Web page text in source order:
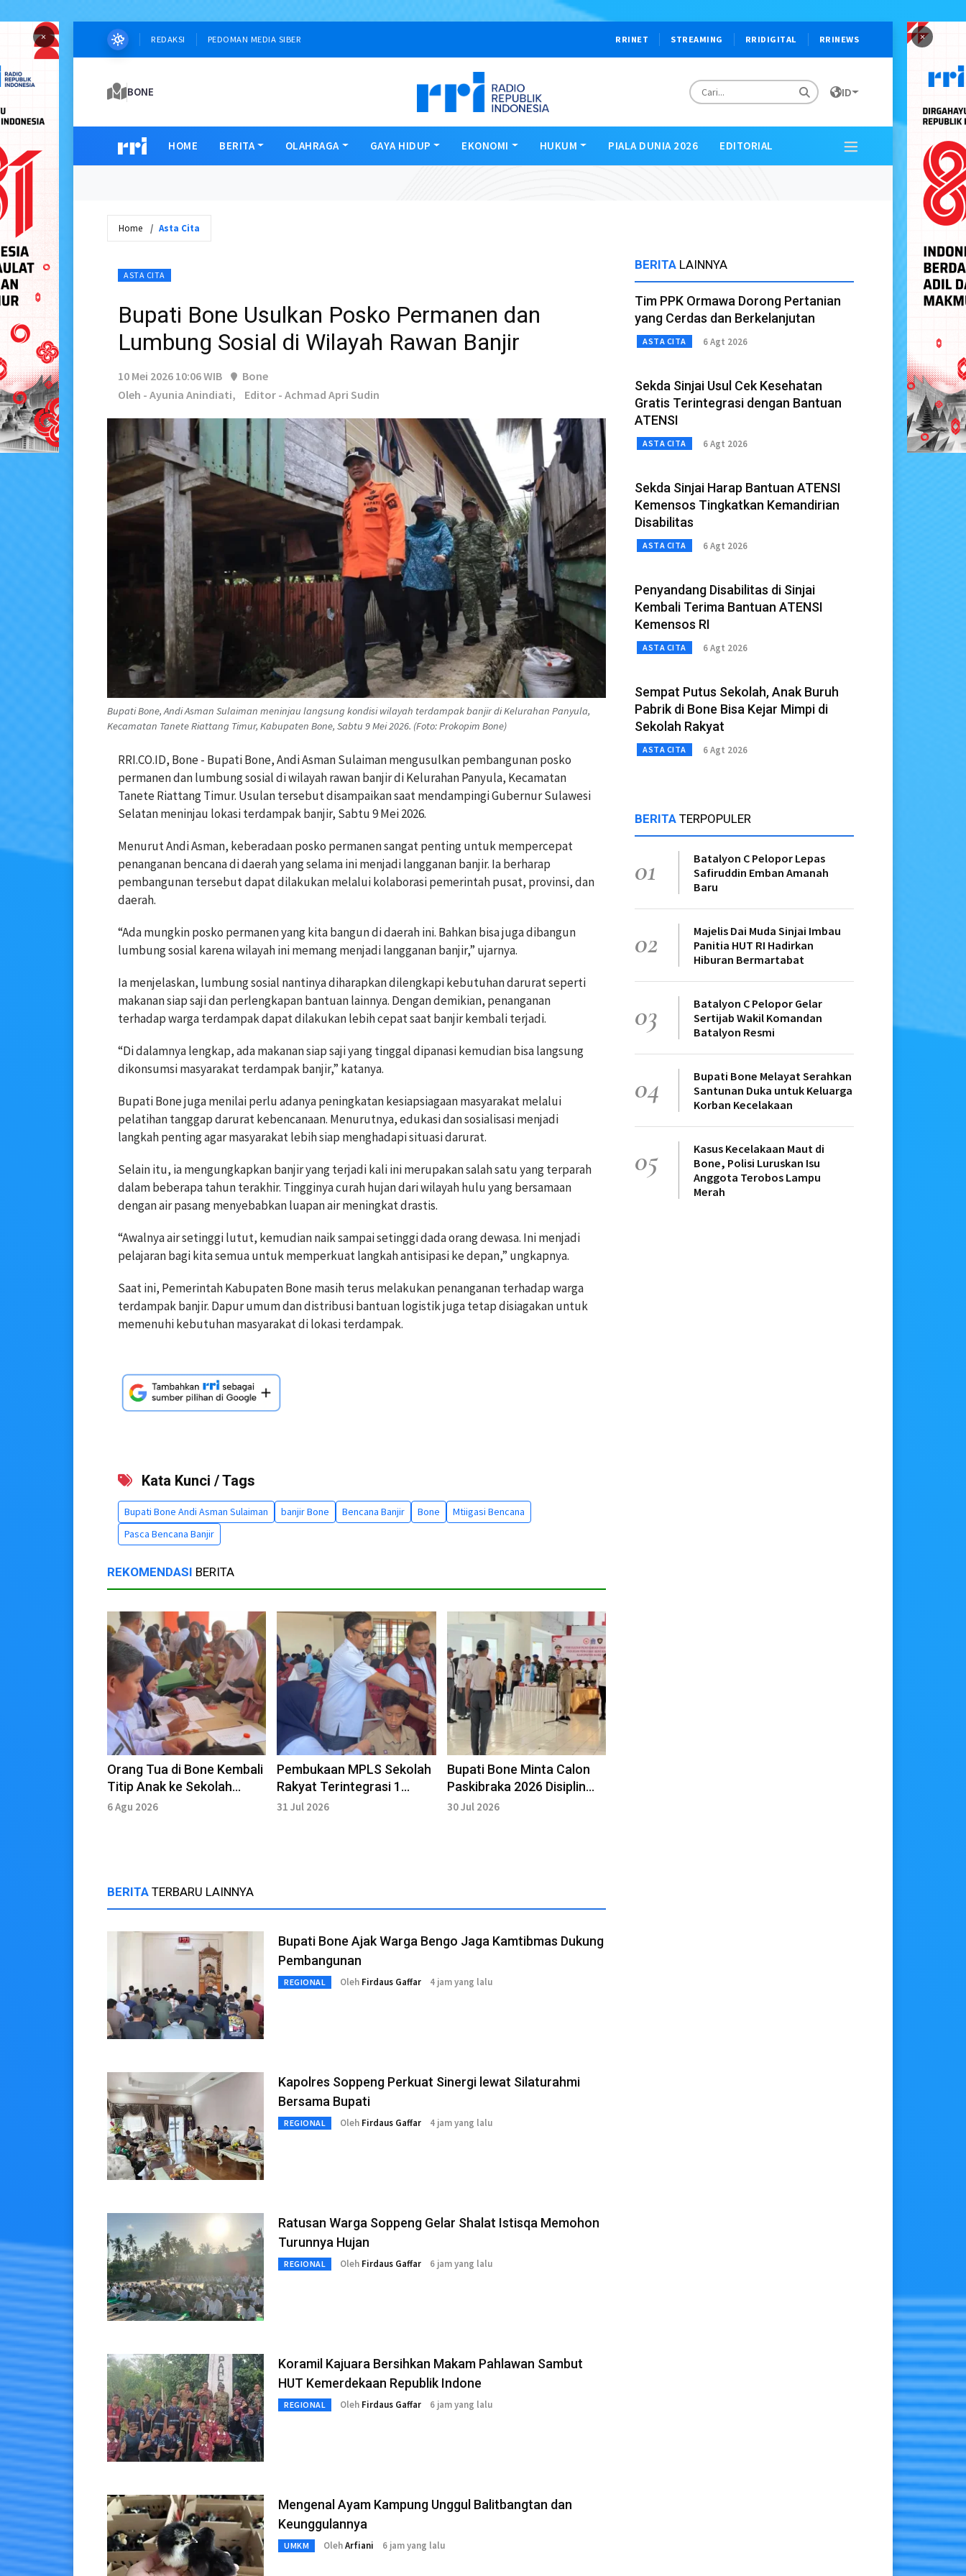
× ×
REDAKSI PEDOMAN MEDIA SIBER RRINET STREAMING RRIDIGITAL RRINEWS
BONE ID
HOME BERITA OLAHRAGA GAYA HIDUP EKONOMI HUKUM PIALA DUNIA 2026 EDITORIAL
Home Asta Cita
ASTA CITA
Bupati Bone Usulkan Posko Permanen dan
Lumbung Sosial di Wilayah Rawan Banjir
10 Mei 2026 10:06 WIB
Bone
Oleh - Ayunia Anindiati,
Editor - Achmad Apri Sudin
Bupati Bone, Andi Asman Sulaiman meninjau langsung kondisi wilayah terdampak banjir di Kelurahan Panyula,
Kecamatan Tanete Riattang Timur, Kabupaten Bone, Sabtu 9 Mei 2026. (Foto: Prokopim Bone)
RRI.CO.ID, Bone - Bupati Bone, Andi Asman Sulaiman mengusulkan pembangunan posko
permanen dan lumbung sosial di wilayah rawan banjir di Kelurahan Panyula, Kecamatan
Tanete Riattang Timur. Usulan tersebut disampaikan saat mendampingi Gubernur Sulawesi
Selatan meninjau lokasi terdampak banjir, Sabtu 9 Mei 2026.
Menurut Andi Asman, keberadaan posko permanen sangat penting untuk mempercepat
penanganan bencana di daerah yang selama ini menjadi langganan banjir. Ia berharap
pembangunan tersebut dapat dilakukan melalui kolaborasi pemerintah pusat, provinsi, dan
daerah.
“Ada mungkin posko permanen yang kita bangun di daerah ini. Bahkan bisa juga dibangun
lumbung sosial karena wilayah ini memang menjadi langganan banjir,” ujarnya.
Ia menjelaskan, lumbung sosial nantinya diharapkan dilengkapi kebutuhan darurat seperti
makanan siap saji dan perlengkapan bantuan lainnya. Dengan demikian, penanganan
terhadap warga terdampak dapat dilakukan lebih cepat saat banjir kembali terjadi.
“Di dalamnya lengkap, ada makanan siap saji yang tinggal dipanasi kemudian bisa langsung
dikonsumsi masyarakat terdampak banjir,” katanya.
Bupati Bone juga menilai perlu adanya peningkatan kesiapsiagaan masyarakat melalui
pelatihan tanggap darurat kebencanaan. Menurutnya, edukasi dan sosialisasi menjadi
langkah penting agar masyarakat lebih siap menghadapi situasi darurat.
Selain itu, ia mengungkapkan banjir yang terjadi kali ini merupakan salah satu yang terparah
dalam beberapa tahun terakhir. Tingginya curah hujan dari wilayah hulu yang bersamaan
dengan air pasang menyebabkan luapan air meningkat drastis.
“Awalnya air setinggi lutut, kemudian naik sampai setinggi dada orang dewasa. Ini menjadi
pelajaran bagi kita semua untuk memperkuat langkah antisipasi ke depan,” ungkapnya.
Saat ini, Pemerintah Kabupaten Bone masih terus melakukan penanganan terhadap warga
terdampak banjir. Dapur umum dan distribusi bantuan logistik juga tetap disiagakan untuk
memenuhi kebutuhan masyarakat di lokasi terdampak.
Kata Kunci / Tags
Bupati Bone Andi Asman Sulaiman banjir Bone Bencana Banjir Bone
Mtiigasi Bencana
Pasca Bencana Banjir
REKOMENDASI BERITA
Orang Tua di Bone Kembali
Titip Anak ke Sekolah
Rakyat, Ini Alasannya
6 Agu 2026
Pembukaan MPLS Sekolah
Rakyat Terintegrasi 1
Bone, Siswa Langsung Ikuti
31 Jul 2026
Bupati Bone Minta Calon
Paskibraka 2026 Disiplin
Jalani Pendidikan dan
30 Jul 2026
BERITA TERBARU LAINNYA
Bupati Bone Ajak Warga Bengo Jaga Kamtibmas Dukung
Pembangunan
REGIONAL Oleh Firdaus Gaffar 4 jam yang lalu
Kapolres Soppeng Perkuat Sinergi lewat Silaturahmi
Bersama Bupati
REGIONAL Oleh Firdaus Gaffar 4 jam yang lalu
Ratusan Warga Soppeng Gelar Shalat Istisqa Memohon
Turunnya Hujan
REGIONAL Oleh Firdaus Gaffar 6 jam yang lalu
Koramil Kajuara Bersihkan Makam Pahlawan Sambut
HUT Kemerdekaan Republik Indone
REGIONAL Oleh Firdaus Gaffar 6 jam yang lalu
Mengenal Ayam Kampung Unggul Balitbangtan dan
Keunggulannya
UMKM OlehArfiani 6 jam yang lalu
BERITA LAINNYA
Tim PPK Ormawa Dorong Pertanian
yang Cerdas dan Berkelanjutan
ASTA CITA 6 Agt 2026
Sekda Sinjai Usul Cek Kesehatan
Gratis Terintegrasi dengan Bantuan
ATENSI
ASTA CITA 6 Agt 2026
Sekda Sinjai Harap Bantuan ATENSI
Kemensos Tingkatkan Kemandirian
Disabilitas
ASTA CITA 6 Agt 2026
Penyandang Disabilitas di Sinjai
Kembali Terima Bantuan ATENSI
Kemensos RI
ASTA CITA 6 Agt 2026
Sempat Putus Sekolah, Anak Buruh
Pabrik di Bone Bisa Kejar Mimpi di
Sekolah Rakyat
ASTA CITA 6 Agt 2026
BERITA TERPOPULER
01
Batalyon C Pelopor Lepas
Safiruddin Emban Amanah
Baru
02
Majelis Dai Muda Sinjai Imbau
Panitia HUT RI Hadirkan
Hiburan Bermartabat
03
Batalyon C Pelopor Gelar
Sertijab Wakil Komandan
Batalyon Resmi
04
Bupati Bone Melayat Serahkan
Santunan Duka untuk Keluarga
Korban Kecelakaan
05
Kasus Kecelakaan Maut di
Bone, Polisi Luruskan Isu
Anggota Terobos Lampu
Merah